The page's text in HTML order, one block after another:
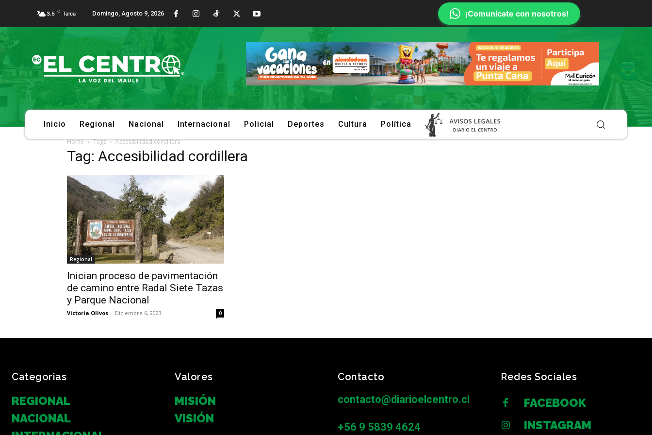
3.5 C Talca Domingo, Agosto 9, 2026 ¡Comunícate con nosotros!
Inicio Regional Nacional Internacional Policial Deportes Cultura Política
Home Tags Accesibilidad cordillera
Tag: Accesibilidad cordillera
Regional
Inician proceso de pavimentación
de camino entre Radal Siete Tazas
y Parque Nacional
Victoria Olivos - Diciembre 6, 2023 0
Categorias
REGIONAL
NACIONAL
Valores
MISIÓN
VISIÓN
Contacto
contacto@diarioelcentro.cl
+56 9 5839 4624
Redes Sociales
FACEBOOK
INSTAGRAM